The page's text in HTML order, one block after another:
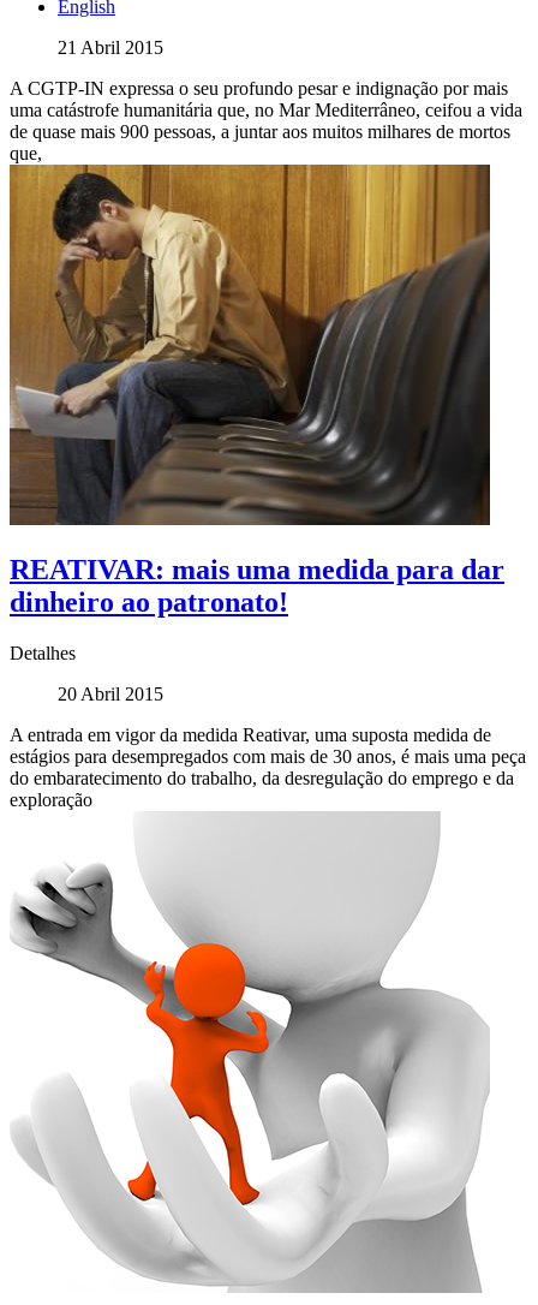
English
21 Abril 2015
A CGTP-IN expressa o seu profundo pesar e indignação por mais
uma catástrofe humanitária que, no Mar Mediterrâneo, ceifou a vida
de quase mais 900 pessoas, a juntar aos muitos milhares de mortos
que,
REATIVAR: mais uma medida para dar
dinheiro ao patronato!
Detalhes
20 Abril 2015
A entrada em vigor da medida Reativar, uma suposta medida de
estágios para desempregados com mais de 30 anos, é mais uma peça
do embaratecimento do trabalho, da desregulação do emprego e da
exploração